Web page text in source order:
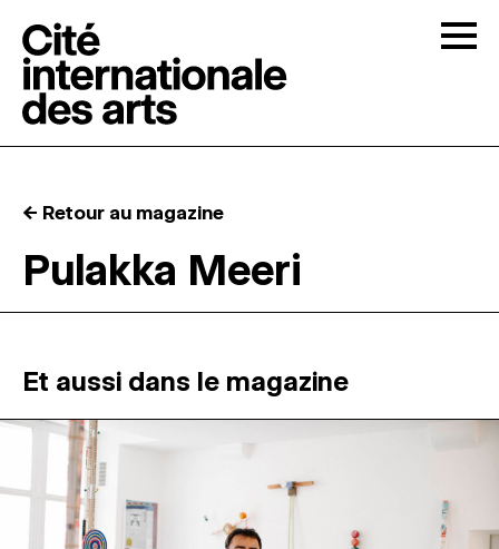
RÉSIDENCES ↓
ATELIERS OUVERTS
PROGRAMMATION
MAGAZINE
← Retour au magazine
Pulakka Meeri
Et aussi dans le magazine